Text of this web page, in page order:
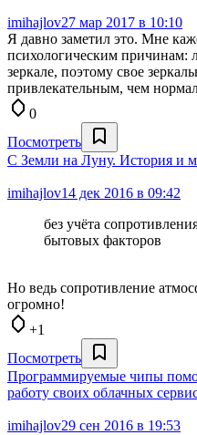
imihajlov27 мар 2017 в 10:10
Я давно заметил это. Мне
психологическим причинам:
зеркале, поэтому свое
привлекательным, чем
0
Посмотреть
С Земли на Луну. История и
imihajlov14 дек 2016 в 09:42
без учёта
бытовых факторов
Но ведь сопротивление
огромно!
+1
Посмотреть
Программируемые чипы
работу своих облачных
imihajlov29 сен 2016 в 19:53